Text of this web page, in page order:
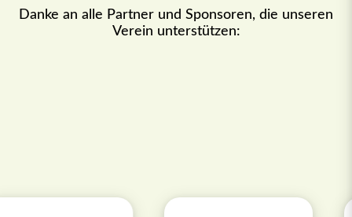
Danke an alle Partner und Sponsoren, die unseren
Verein unterstützen: